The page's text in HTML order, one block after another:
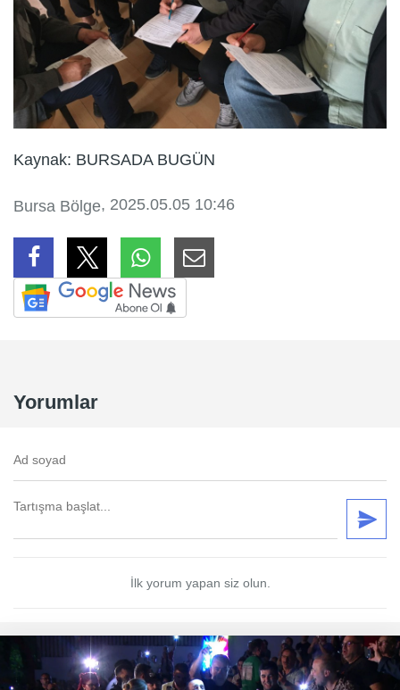
Kaynak: BURSADA BUGÜN
Bursa Bölge, 2025.05.05 10:46
Yorumlar
İlk yorum yapan siz olun.